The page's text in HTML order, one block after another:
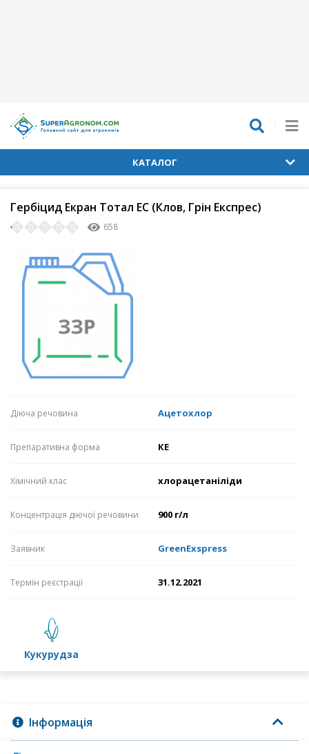
КАТАЛОГ
Гербіцид Екран Тотал ЕС (Клов, Грін Експрес)
658
Діюча речовина Ацетохлор
Препаративна форма КЕ
Хімічний клас хлорацетаніліди
Концентрація діючої речовини 900 г/л
Заявник GreenExspress
Термін реєстрації 31.12.2021
кукурудза
Інформація